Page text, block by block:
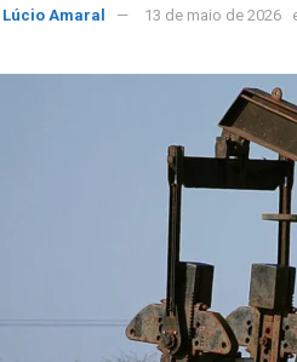
Lúcio Amaral 13 de maio de 2026